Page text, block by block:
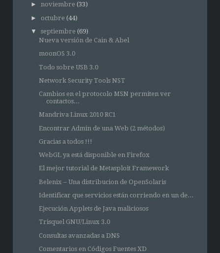
► noviembre (33)
► octubre (44)
▼
septiembre (69)
Nueva versión de Cain & Abel
moonOS 3.0
Todo sobre USB 3.0
Network Security Tools NST
Cambios en el protocolo MSN permiten ver
contactos...
Mandriva Linux 2010 RC1
Encontrar Admin de una Web (2 métodos)
Gracias a todos !!!
WebGL ya está disponible en Firefox
El mejor tutorial de Metasploit Framework
Belenix – Una distribucion de OpenSolaris
Identificar que servicios están corriendo en un de...
Ejecución Applets de Java maliciosos
Trisquel GNU/Linux 3.0
Consultas avanzadas a DNS
Comentarios en Códigos Fuentes XD